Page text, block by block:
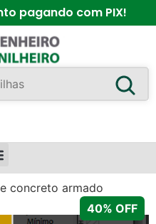
pagando com PIX!
concreto armado
40% OFF